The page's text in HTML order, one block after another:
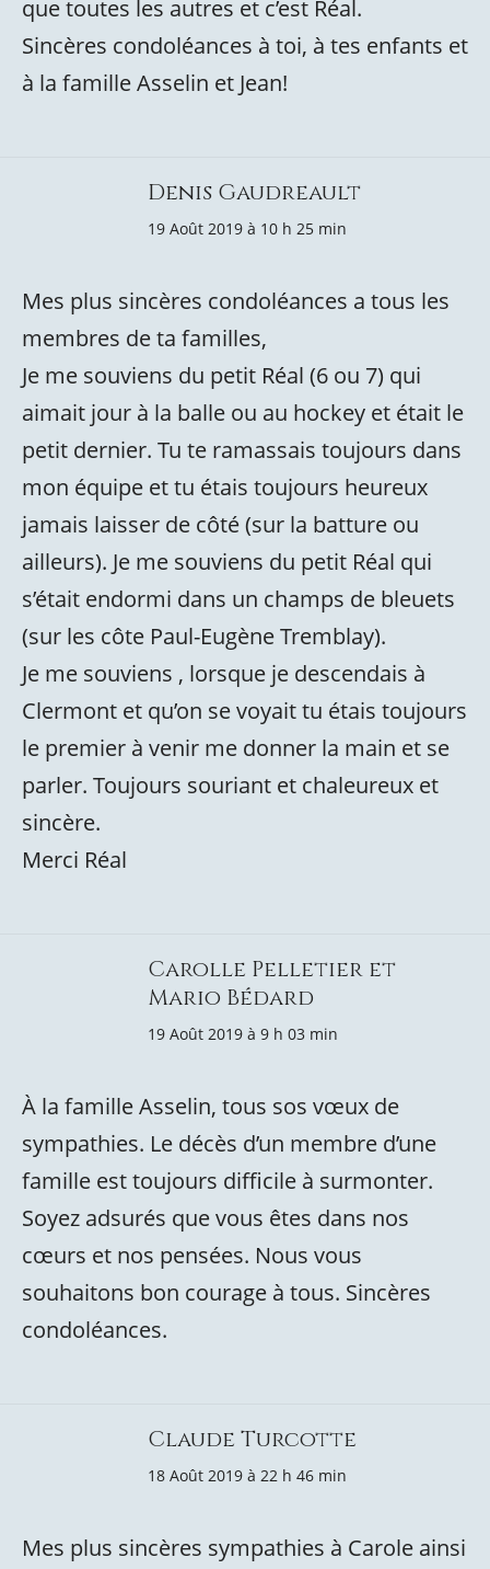
que toutes les autres et c’est Réal.
Sincères condoléances à toi, à tes enfants et
à la famille Asselin et Jean!
Denis Gaudreault
19 Août 2019 à 10 h 25 min
Mes plus sincères condoléances a tous les
membres de ta familles,
Je me souviens du petit Réal (6 ou 7) qui
aimait jour à la balle ou au hockey et était le
petit dernier. Tu te ramassais toujours dans
mon équipe et tu étais toujours heureux
jamais laisser de côté (sur la batture ou
ailleurs). Je me souviens du petit Réal qui
s’était endormi dans un champs de bleuets
(sur les côte Paul-Eugène Tremblay).
Je me souviens , lorsque je descendais à
Clermont et qu’on se voyait tu étais toujours
le premier à venir me donner la main et se
parler. Toujours souriant et chaleureux et
sincère.
Merci Réal
Carolle Pelletier et
Mario Bédard
19 Août 2019 à 9 h 03 min
À la famille Asselin, tous sos vœux de
sympathies. Le décès d’un membre d’une
famille est toujours difficile à surmonter.
Soyez adsurés que vous êtes dans nos
cœurs et nos pensées. Nous vous
souhaitons bon courage à tous. Sincères
condoléances.
Claude Turcotte
18 Août 2019 à 22 h 46 min
Mes plus sincères sympathies à Carole ainsi